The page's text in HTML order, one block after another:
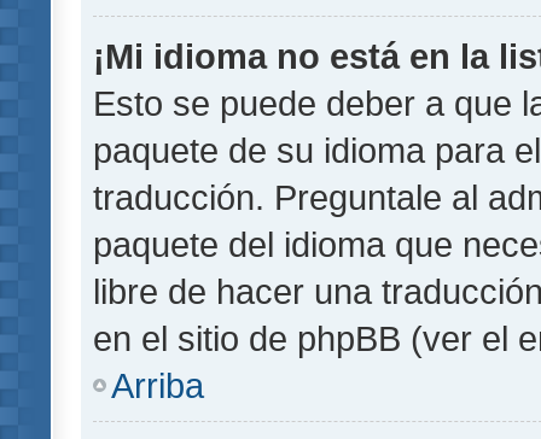
¡Mi idioma no está en la
Esto se puede deber a que
paquete de su idioma para
traducción. Preguntale al
paquete del idioma que
libre de hacer una
en el sitio de phpBB (ver el
Arriba